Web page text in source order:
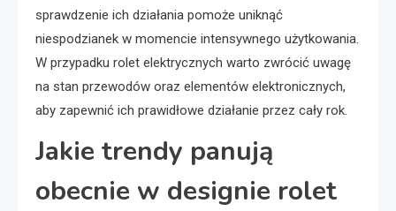
sprawdzenie ich działania pomoże uniknąć
niespodzianek w momencie intensywnego użytkowania.
W przypadku rolet elektrycznych warto zwrócić uwagę
na stan przewodów oraz elementów elektronicznych,
aby zapewnić ich prawidłowe działanie przez cały rok.
Jakie trendy panują
obecnie w designie rolet